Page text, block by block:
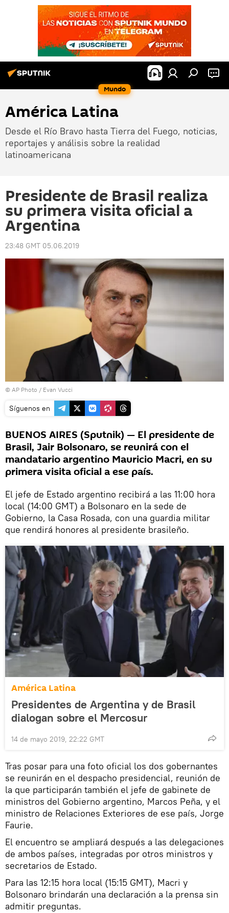
Mundo
América Latina
Desde el Río Bravo hasta Tierra del Fuego, noticias,
reportajes y análisis sobre la realidad
latinoamericana
Presidente de Brasil realiza
su primera visita oficial a
Argentina
23:48 GMT 05.06.2019
© AP Photo / Evan Vucci
Síguenos en
BUENOS AIRES (Sputnik) — El presidente de
Brasil, Jair Bolsonaro, se reunirá con el
mandatario argentino Mauricio Macri, en su
primera visita oficial a ese país.
El jefe de Estado argentino recibirá a las 11:00 hora
local (14:00 GMT) a Bolsonaro en la sede de
Gobierno, la Casa Rosada, con una guardia militar
que rendirá honores al presidente brasileño.
América Latina
Presidentes de Argentina y de Brasil
dialogan sobre el Mercosur
14 de mayo 2019, 22:22 GMT
Tras posar para una foto oficial los dos gobernantes
se reunirán en el despacho presidencial, reunión de
la que participarán también el jefe de gabinete de
ministros del Gobierno argentino, Marcos Peña, y el
ministro de Relaciones Exteriores de ese país, Jorge
Faurie.
El encuentro se ampliará después a las delegaciones
de ambos países, integradas por otros ministros y
secretarios de Estado.
Para las 12:15 hora local (15:15 GMT), Macri y
Bolsonaro brindarán una declaración a la prensa sin
admitir preguntas.